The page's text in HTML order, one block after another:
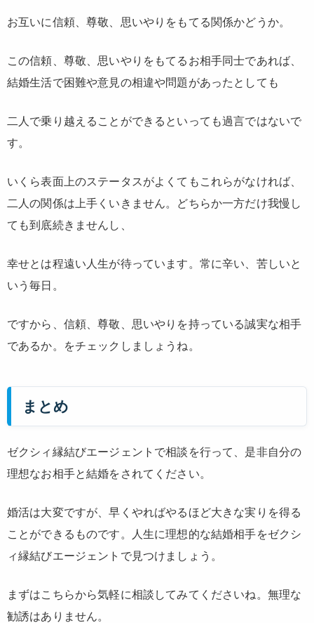
お互いに信頼、尊敬、思いやりをもてる関係かどうか。
この信頼、尊敬、思いやりをもてるお相手同士であれば、
結婚生活で困難や意見の相違や問題があったとしても
二人で乗り越えることができるといっても過言ではないで
す。
いくら表面上のステータスがよくてもこれらがなければ、
二人の関係は上手くいきません。どちらか一方だけ我慢し
ても到底続きませんし、
幸せとは程遠い人生が待っています。常に辛い、苦しいと
いう毎日。
ですから、信頼、尊敬、思いやりを持っている誠実な相手
であるか。をチェックしましょうね。
まとめ
ゼクシィ縁結びエージェントで相談を行って、是非自分の
理想なお相手と結婚をされてください。
婚活は大変ですが、早くやればやるほど大きな実りを得る
ことができるものです。人生に理想的な結婚相手をゼクシ
ィ縁結びエージェントで見つけましょう。
まずはこちらから気軽に相談してみてくださいね。無理な
勧誘はありません。